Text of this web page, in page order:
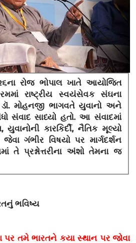
રોજ ભોપાલ ખાતે આયોજિત
રાષ્ટ્રીય સ્વયંસેવક સંઘના
મોહનજી ભાગવતે યુવાનો અને
સંવાદ સાધ્યો હતો. આ સંવાદમાં
કારકિર્દી, નૈતિક મૂલ્યો
જેવા ગંભીર વિષયો પર માર્ગદર્શન
પ્રશ્નોત્તરીના અંશો તેમના જ
ભવિષ્ય
પર તમે ભારતને કયા સ્થાન પર જોવા